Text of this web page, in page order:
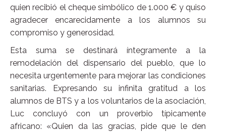
quien recibió el cheque simbólico de 1.000 € y quiso
agradecer encarecidamente a los alumnos su
compromiso y generosidad.
Esta suma se destinará íntegramente a la
remodelación del dispensario del pueblo, que lo
necesita urgentemente para mejorar las condiciones
sanitarias. Expresando su infinita gratitud a los
alumnos de BTS y a los voluntarios de la asociación,
Luc concluyó con un proverbio típicamente
africano: «Quien da las gracias, pide que le den